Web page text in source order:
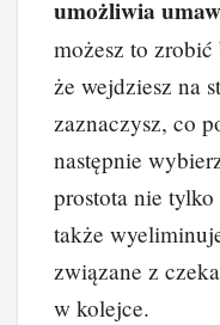
umożliwia
możesz to
że wejdziesz na
zaznaczysz, co
następnie
prostota nie
także
związane z
w kolejce.